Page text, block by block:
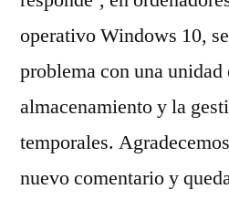
operativo Windows 10,
problema con una unidad
almacenamiento y la
temporales.
nuevo comentario y